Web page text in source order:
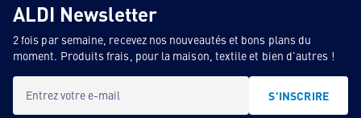
ALDI Newsletter
2 fois par semaine, recevez nos nouveautés et bons plans du
moment. Produits frais, pour la maison, textile et bien d'autres !
Entrez votre e-mail S'INSCRIRE